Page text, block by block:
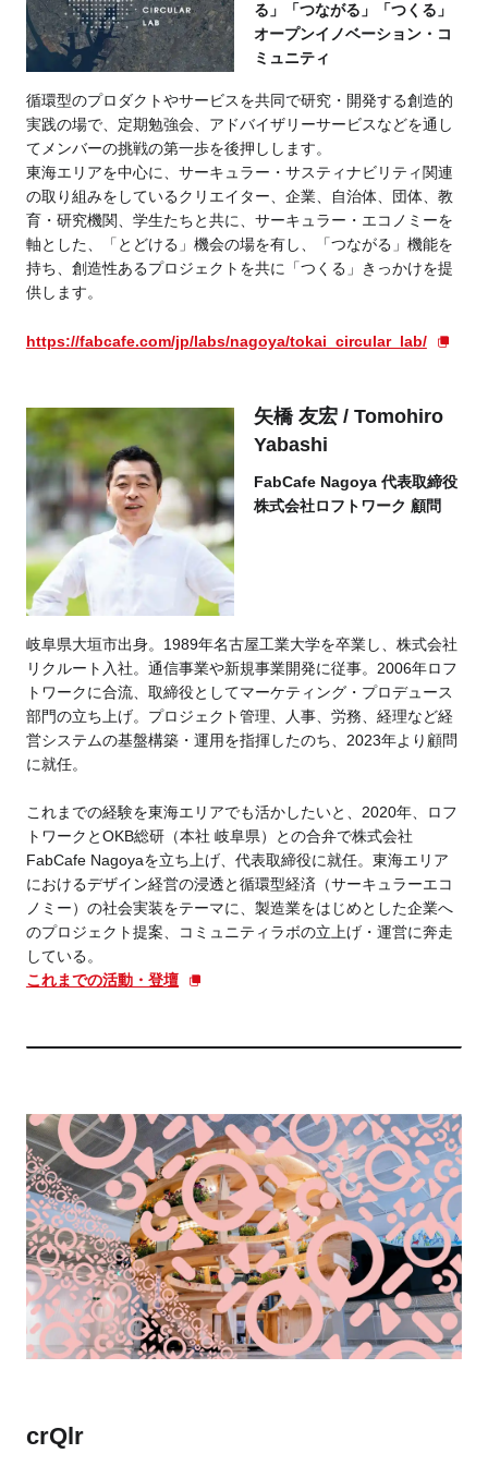
る」「つながる」「つくる」
オープンイノベーション・コ
ミュニティ
循環型のプロダクトやサービスを共同で研究・開発する創造的
実践の場で、定期勉強会、アドバイザリーサービスなどを通し
てメンバーの挑戦の第一歩を後押しします。
東海エリアを中心に、サーキュラー・サスティナビリティ関連
の取り組みをしているクリエイター、企業、自治体、団体、教
育・研究機関、学生たちと共に、サーキュラー・エコノミーを
軸とした、「とどける」機会の場を有し、「つながる」機能を
持ち、創造性あるプロジェクトを共に「つくる」きっかけを提
供します。
https://fabcafe.com/jp/labs/nagoya/tokai_circular_lab/
矢橋 友宏 / Tomohiro
Yabashi
FabCafe Nagoya 代表取締役
株式会社ロフトワーク 顧問
岐阜県大垣市出身。1989年名古屋工業大学を卒業し、株式会社
リクルート入社。通信事業や新規事業開発に従事。2006年ロフ
トワークに合流、取締役としてマーケティング・プロデュース
部門の立ち上げ。プロジェクト管理、人事、労務、経理など経
営システムの基盤構築・運用を指揮したのち、2023年より顧問
に就任。
これまでの経験を東海エリアでも活かしたいと、2020年、ロフ
トワークとOKB総研（本社 岐阜県）との合弁で株式会社
FabCafe Nagoyaを立ち上げ、代表取締役に就任。東海エリア
におけるデザイン経営の浸透と循環型経済（サーキュラーエコ
ノミー）の社会実装をテーマに、製造業をはじめとした企業へ
のプロジェクト提案、コミュニティラボの立上げ・運営に奔走
している。
これまでの活動・登壇
crQlr